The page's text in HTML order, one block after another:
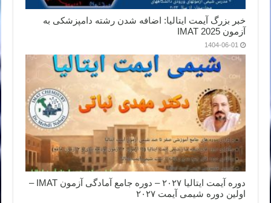
خبر بزرگ آیمت ایتالیا: اضافه شدن رشته دامپزشکی به
آزمون IMAT 2025
1404-06-01
دوره آیمت ایتالیا ۲۰۲۷ – دوره جامع آمادگی آزمون IMAT –
اولین دوره شیمی آیمت ۲۰۲۷